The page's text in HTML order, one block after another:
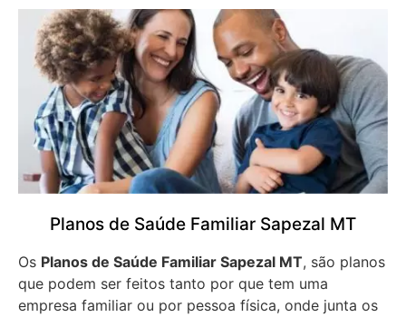
Planos de Saúde Familiar Sapezal MT
Os Planos de Saúde Familiar Sapezal MT, são planos
que podem ser feitos tanto por que tem uma
empresa familiar ou por pessoa física, onde junta os